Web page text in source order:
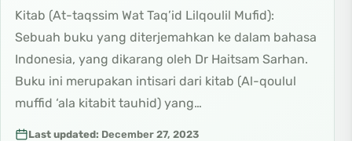
Kitab (At-taqssim Wat Taq’id Lilqoulil Mufid):
Sebuah buku yang diterjemahkan ke dalam bahasa
Indonesia, yang dikarang oleh Dr Haitsam Sarhan.
Buku ini merupakan intisari dari kitab (Al-qoulul
muffid ‘ala kitabit tauhid) yang…
Last updated: December 27, 2023